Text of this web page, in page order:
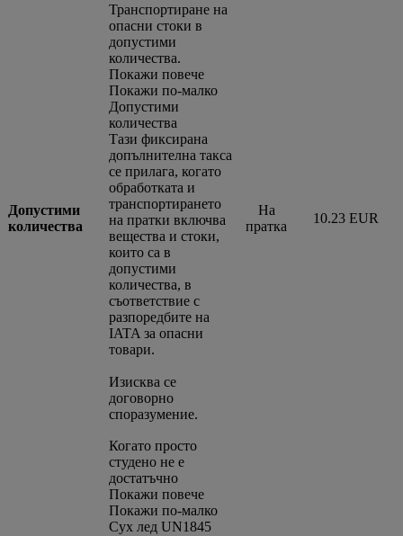
Допустими
количества
Транспортиране на
опасни стоки в
допустими
количества.
Покажи повече
Покажи по-малко
Допустими
количества
Тази фиксирана
допълнителна такса
се прилага, когато
обработката и
транспортирането
на пратки включва
вещества и стоки,
които са в
допустими
количества, в
съответствие с
разпоредбите на
IATA за опасни
товари.
Изисква се
договорно
споразумение.
На
пратка
10.23 EUR
Когато просто
студено не е
достатъчно
Покажи повече
Покажи по-малко
Сух лед UN1845